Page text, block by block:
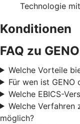
Technologie
Konditionen
FAQ zu
Welche Vorteile
Für wen ist
Welche EBICS-
Welche Verfahren
möglich?